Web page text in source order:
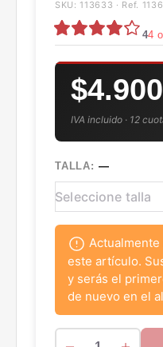
SKU: 113633 · Ref.
44
IVA incluido · 12
TALLA: —
este artículo.
y serás el
de nuevo en el